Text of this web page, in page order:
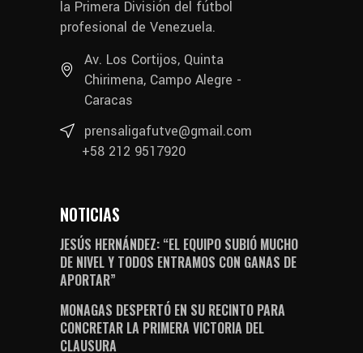
la Primera División del fútbol
profesional de Venezuela.
Av. Los Cortijos, Quinta
Chirimena, Campo Alegre -
Caracas
prensaligafutve@gmail.com
+58 212 9517920
NOTICIAS
JESÚS HERNÁNDEZ: “EL EQUIPO SUBIÓ MUCHO
DE NIVEL Y TODOS ENTRAMOS CON GANAS DE
APORTAR”
MONAGAS DESPERTÓ EN SU RECINTO PARA
CONCRETAR LA PRIMERA VICTORIA DEL
CLAUSURA